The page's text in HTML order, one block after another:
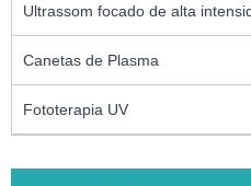
Ultrassom focado de alta
Canetas de Plasma
Fototerapia UV